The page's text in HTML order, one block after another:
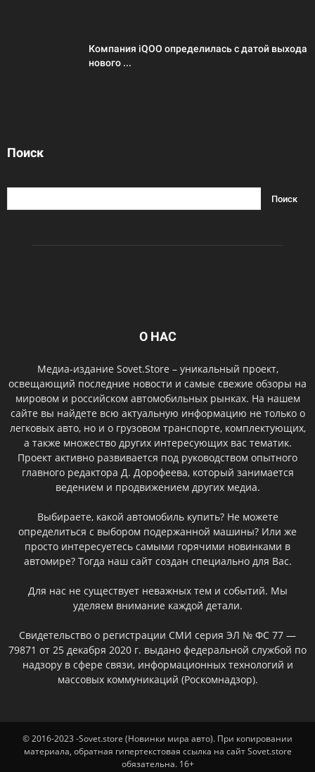
Компания iQOO определилась с датой выхода
нового ...
Поиск
О НАС
Медиа-издание Sovet.Store – уникальный проект,
освещающий последние новости и самые свежие обзоры на
мировом и российском автомобильных рынках. На нашем
сайте вы найдете всю актуальную информацию не только о
легковых авто, но и о грузовом транспорте, комплектующих,
а также множество других интересующих вас тематик.
Проект активно развивается под руководством опытного
главного редактора Д. Дорофеева, который занимается
ведением и продвижением других медиа.
Выбираете, какой автомобиль купить? Не можете
определиться с выбором подержанной машины? Или же
просто интересуетесь самыми горячими новинками в
автомире? Тогда наш сайт создан специально для Вас.
Для нас не существует неважных тем и событий. Мы
уделяем внимание каждой детали.
Свидетельство о регистрации СМИ серия ЭЛ № ФС 77 —
79871 от 25 декабря 2020 г. выдано федеральной службой по
надзору в сфере связи, информационных технологий и
массовых коммуникаций (Роскомнадзор).
© 2016-2023 -Sovet.store (Новинки мира авто). При копировании
материала, обратная гипертекстовая ссылка на сайт Sovet.store
обязательна. 16+